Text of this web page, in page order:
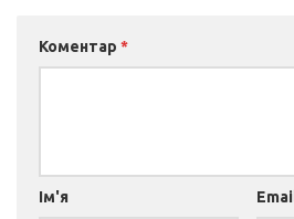
Коментар *
Ім'я